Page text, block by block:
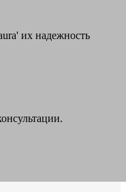
их надежность